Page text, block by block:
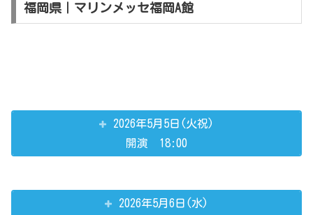
福岡県｜マリンメッセ福岡A館
2026年5月5日(火祝)
開演 18:00
2026年5月6日(水)